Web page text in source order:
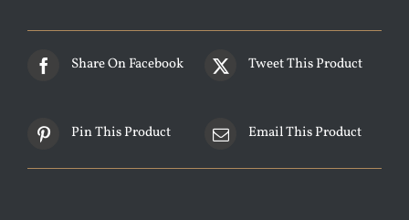
Share On Facebook Tweet This Product
Pin This Product Email This Product